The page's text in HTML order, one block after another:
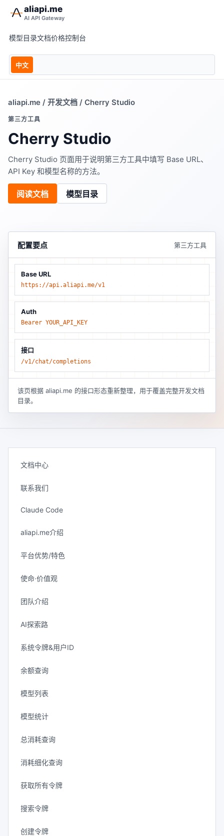
aliapi.me
AI API Gateway
模型目录文档价格控制台
中文
aliapi.me / 开发文档 / Cherry Studio
第三方工具
Cherry Studio
Cherry Studio 页面用于说明第三方工具中填写 Base URL、
API Key 和模型名称的方法。
阅读文档 模型目录
配置要点 第三方工具
Base URL
https://api.aliapi.me/v1
Auth
Bearer YOUR_API_KEY
接口
/v1/chat/completions
该页根据 aliapi.me 的接口形态重新整理，用于覆盖完整开发文档
目录。
文档中心
联系我们
Claude Code
aliapi.me介绍
平台优势/特色
使命·价值观
团队介绍
AI探索路
系统令牌&用户ID
余额查询
模型列表
模型统计
总消耗查询
消耗细化查询
获取所有令牌
搜索令牌
创建令牌